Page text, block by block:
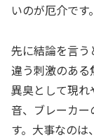
いのが厄介です。
先に結論を言
違う刺激のあ
異臭として現れ
音、ブレーカ
す。大事なの